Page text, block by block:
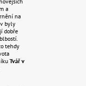
a
na
byly
dobře
tehdy
Tvář v